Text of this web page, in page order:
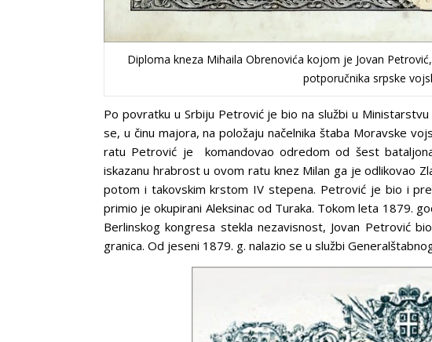
Diploma kneza Mihaila Obrenovića kojom je Jovan
potporučnika srpske
Po povratku u Srbiju Petrović je bio na službi u
se, u činu majora, na položaju načelnika štaba Moravske
ratu Petrović je komandovao odredom od šest
iskazanu hrabrost u ovom ratu knez Milan ga je odlikovao
potom i takovskim krstom IV stepena. Petrović je bio i
primio je okupirani Aleksinac od Turaka. Tokom leta 1879.
Berlinskog kongresa stekla nezavisnost, Jovan Petrović
granica. Od jeseni 1879. g. nalazio se u službi